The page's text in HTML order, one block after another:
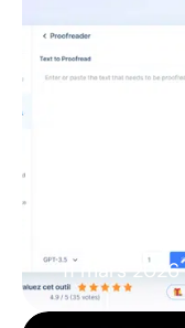
Revue
11 mars 2026